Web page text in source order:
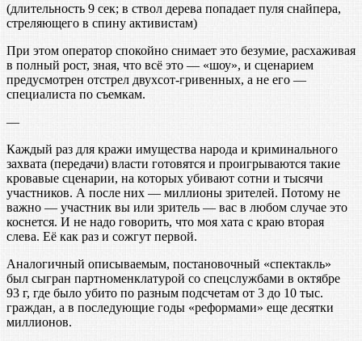
(длительность 9 сек; в ствол дерева попадает пуля снайпера,
стреляющего в спину активистам)
При этом оператор спокойно снимает это безумие, расхаживая
в полный рост, зная, что всё это — «шоу», и сценарием
предусмотрен отстрел двухсот-гривенных, а не его —
специалиста по съемкам.
—
Каждый раз для кражи имущества народа и криминального
захвата (передачи) власти готовятся и проигрываются такие
кровавые сценарии, на которых убивают сотни и тысячи
участников. А после них — миллионы зрителей. Потому не
важно — участник вы или зритель — вас в любом случае это
коснется. И не надо говорить, что моя хата с краю вторая
слева. Её как раз и сожгут первой.
Аналогичный описываемым, постановочный «спектакль»
был сыгран партноменклатурой со спецслужбами в октябре
93 г, где было убито по разным подсчетам от 3 до 10 тыс.
граждан, а в последующие годы «реформами» еще десятки
миллионов.